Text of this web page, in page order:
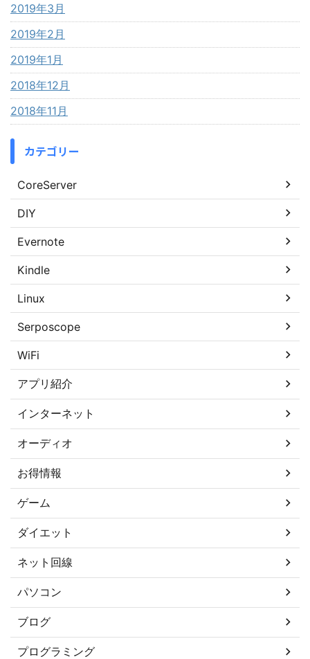
2019年3月
2019年2月
2019年1月
2018年12月
2018年11月
カテゴリー
CoreServer
DIY
Evernote
Kindle
Linux
Serposcope
WiFi
アプリ紹介
インターネット
オーディオ
お得情報
ゲーム
ダイエット
ネット回線
パソコン
ブログ
プログラミング